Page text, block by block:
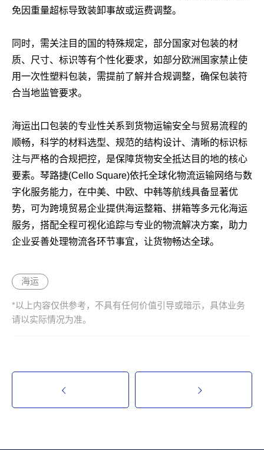
免因重量超标导致装卸事故或运费调整。
同时，需关注目的国的特殊规定，部分国家对包装的材
质、尺寸、标识等有个性化要求，如部分欧洲国家禁止使
用一次性塑料包装，需提前了解并合规调整，确保包装符
合当地监管要求。
海运出口包装的专业性关系到货物运输安全与贸易流程的
顺畅，科学的材料选型、规范的结构设计、清晰的标识标
注与严格的合规把控，是保障货物安全抵达目的地的核心
要素。琴路捷(Cello Square)依托全球化物流运输网络与数
字化服务能力，在中美、中欧、中韩等航线具备显著优
势，可为跨境贸易企业提供海运整箱、拼箱等多元化海运
服务，搭配全程可视化追踪与专业的物流解决方案，助力
企业妥善处理物流各环节事宜，让货物畅达全球。
海运
*以上内容仅供参考，不具有任何价值引导或暗示，具体业务
请以实际情况为准。